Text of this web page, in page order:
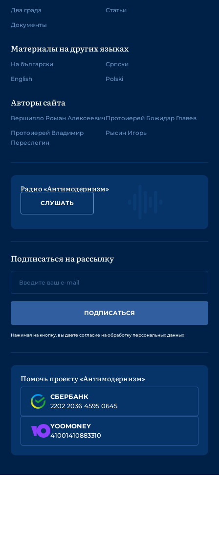
Два града
Документы
Статьи
Материалы на других языках
На български
English
Српски
Polski
Авторы сайта
Вершилло Роман Алексеевич
Протоиерей Владимир
Переслегин
Протоиерей Божидар Главев
Рысин Игорь
Радио «Антимодернизм»
СЛУШАТЬ
Подписаться на рассылку
ПОДПИСАТЬСЯ
Нажимая на кнопку, вы даете согласие на обработку персональных данных
Помочь проекту «Антимодернизм»
СБЕРБАНК
2202 2036 4595 0645
YOOMONEY
41001410883310